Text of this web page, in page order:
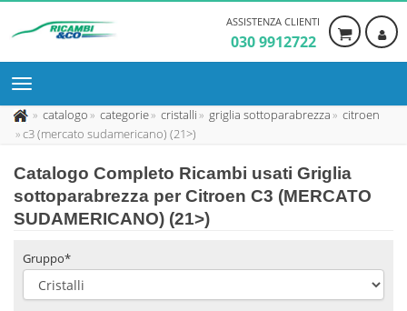
ASSISTENZA CLIENTI
030 9912722
catalogo categorie cristalli griglia sottoparabrezza
citroen
c3 (mercato sudamericano) (21>)
Catalogo Completo Ricambi usati Griglia
sottoparabrezza per Citroen C3 (MERCATO
SUDAMERICANO) (21>)
Gruppo*